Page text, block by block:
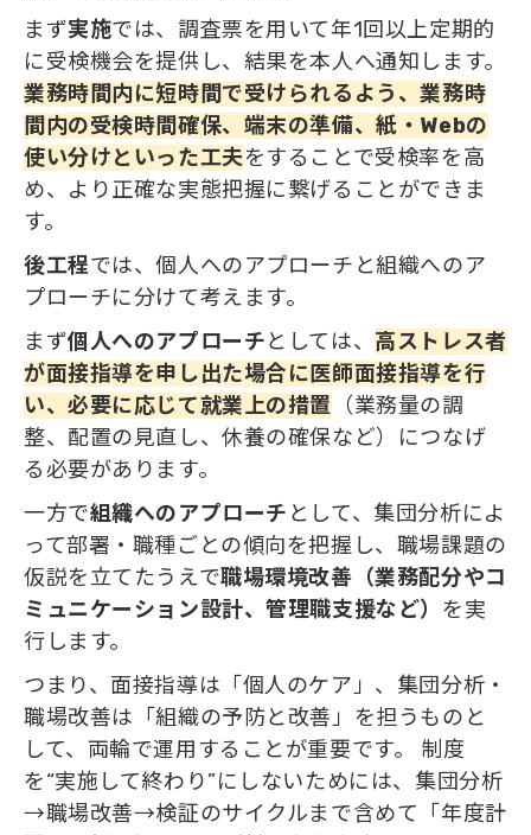
まず実施では、調査票を用いて年1回以上定期的
に受検機会を提供し、結果を本人へ通知します。
業務時間内に短時間で受けられるよう、業務時
間内の受検時間確保、端末の準備、紙・Webの
使い分けといった工夫をすることで受検率を高
め、より正確な実態把握に繋げることができま
す。
後工程では、個人へのアプローチと組織へのア
プローチに分けて考えます。
まず個人へのアプローチとしては、 高ストレス者
が面接指導を申し出た場合に医師面接指導を行
い、必要に応じて就業上の措置 （業務量の調
整、配置の見直し、休養の確保など）につなげ
る必要があります。
一方で組織へのアプローチ として、集団分析によ
って部署・職種ごとの傾向を把握し、職場課題の
仮説を立てたうえで職場環境改善（業務配分やコ
ミュニケーション設計、管理職支援など） を実
行します。
つまり、面接指導は「個人のケア」、集団分析・
職場改善は「組織の予防と改善」を担うものと
して、両輪で運用することが重要です。 制度
を“実施して終わり”にしないためには、集団分析
→職場改善→検証のサイクルまで含めて「年度計